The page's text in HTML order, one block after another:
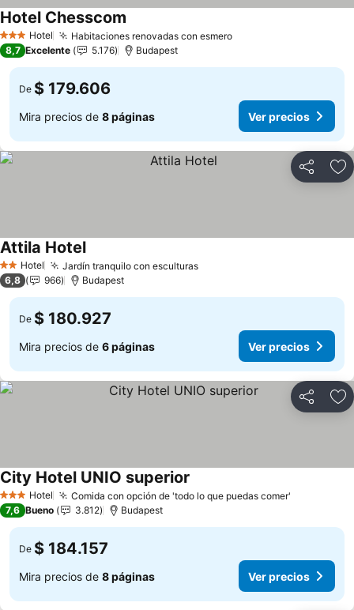
3 Estrellas
Hotel Habitaciones renovadas con esmero
Hotel Chesscom
8,7 Excelente 5.176 Budapest
De $ 179.606
Mira precios de 8 páginas Ver precios
Compartir
2 Estrellas
Hotel Jardín tranquilo con esculturas
Attila Hotel
6,8 966 Budapest
De $ 180.927
Mira precios de 6 páginas Ver precios
Compartir
3 Estrellas
Hotel Comida con opción de 'todo lo que puedas comer'
City Hotel UNIO superior
7,6 Bueno 3.812 Budapest
De $ 184.157
Mira precios de 8 páginas Ver precios